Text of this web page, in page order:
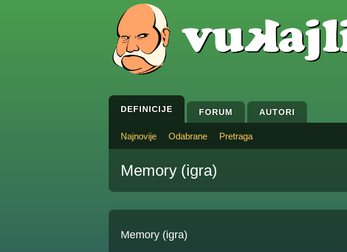
DEFINICIJE FORUM AUTORI
Najnovije Odabrane Pretraga
Memory (igra)
Memory (igra)